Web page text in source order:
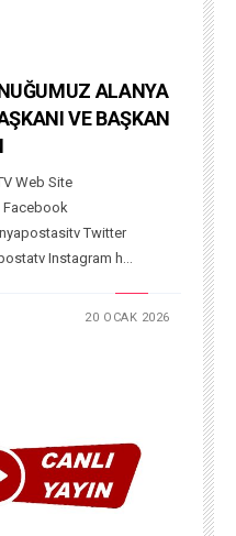
ALANYA
VE BAŞKAN
Web Site
Twitter
Instagram h...
20 OCAK 2026